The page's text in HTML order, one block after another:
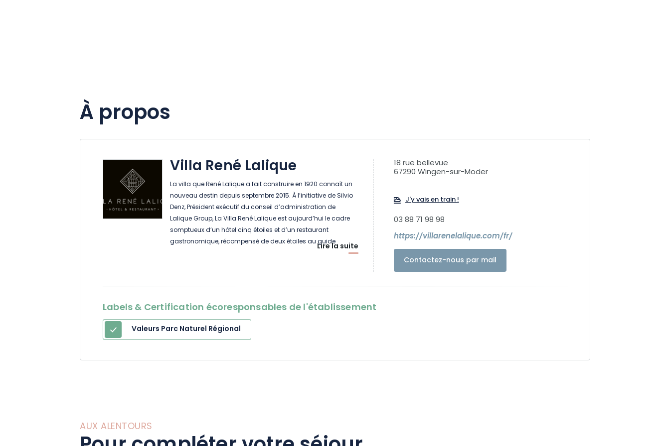
À propos
Villa René Lalique
La villa que René Lalique a fait construire en 1920 connaît un
nouveau destin depuis septembre 2015. À l’initiative de Silvio
Denz, Président exécutif du conseil d’administration de
Lalique Group, La Villa René Lalique est aujourd’hui le cadre
somptueux d’un hôtel cinq étoiles et d’un restaurant
gastronomique, récompensé de deux étoiles au guide
décoration a été confiée à Lady Tina Green et Pietro Mingarelli,
Lire la suite
18 rue bellevue
67290 Wingen-sur-Moder
J'y vais en train !
03 88 71 98 98
https://villarenelalique.com/fr/
Contactez-nous par mail
Labels & Certification écoresponsables de l'établissement
Valeurs Parc Naturel Régional
AUX ALENTOURS